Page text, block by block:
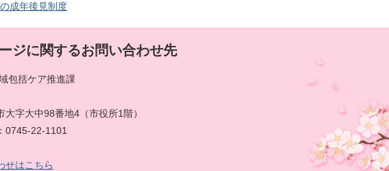
成年後見制度
ジに関するお問い合わせ先
包括ケア推進課
大字大中98番地4（市役所1階）
0745-22-1101
せはこちら